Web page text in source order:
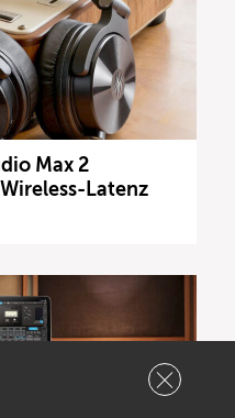
Max 2
Latenz